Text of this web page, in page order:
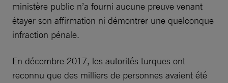
ministère public n’a fourni aucune preuve venant
étayer son affirmation ni démontrer une quelconque
infraction pénale.
En décembre 2017, les autorités turques ont
reconnu que des milliers de personnes avaient été